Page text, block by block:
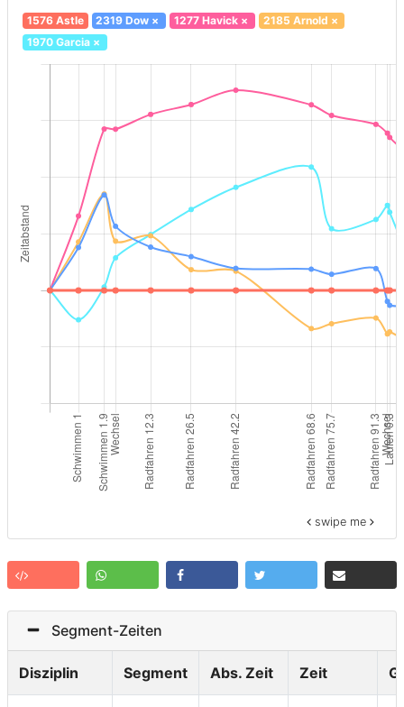
1576 Astle 2319 Dow × 1277 Havick× 2185 Arnold ×
1970 Garcia×
swipe me
Segment-Zeiten
Disziplin Segment Abs. Zeit Zeit